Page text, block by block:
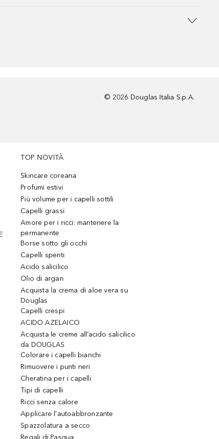
© 2026 Douglas Italia S.p.A.
TOP NOVITÀ
Skincare coreana
Profumi estivi
Più volume per i capelli sottili
Capelli grassi
Amore per i ricci: mantenere la
permanente
Borse sotto gli occhi
Capelli spenti
Acido salicilico
Olio di argan
Acquista la crema di aloe vera su
Douglas
Capelli crespi
ACIDO AZELAICO
Acquista le creme all’acido salicilico
da DOUGLAS
Colorare i capelli bianchi
Rimuovere i punti neri
Cheratina per i capelli
Tipi di capelli
Ricci senza calore
Applicare l'autoabbronzante
Spazzolatura a secco
Regali di Pasqua